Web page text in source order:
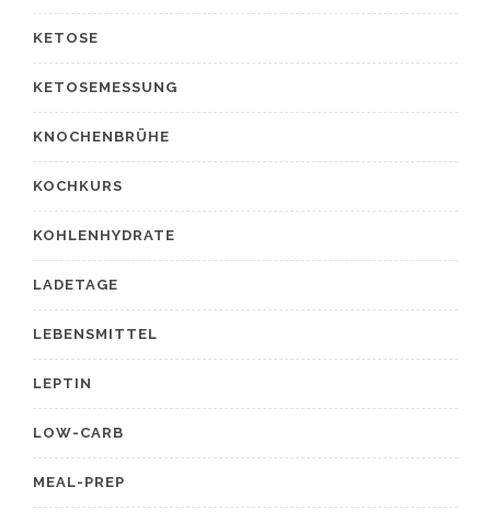
KETOSE
KETOSEMESSUNG
KNOCHENBRÜHE
KOCHKURS
KOHLENHYDRATE
LADETAGE
LEBENSMITTEL
LEPTIN
LOW-CARB
MEAL-PREP